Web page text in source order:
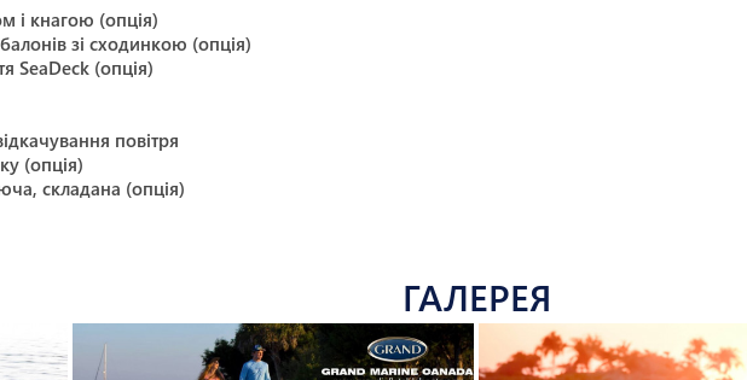
і кнагою (опція)
зі сходинкою (опція)
SeaDeck (опція)
повітря
(опція)
складана (опція)
ГАЛЕРЕЯ